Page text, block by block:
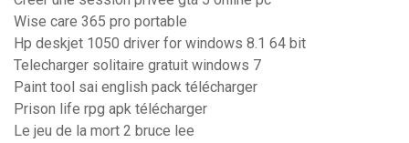
Wise care 365 pro portable
Hp deskjet 1050 driver for windows 8.1 64 bit
Telecharger solitaire gratuit windows 7
Paint tool sai english pack télécharger
Prison life rpg apk télécharger
Le jeu de la mort 2 bruce lee